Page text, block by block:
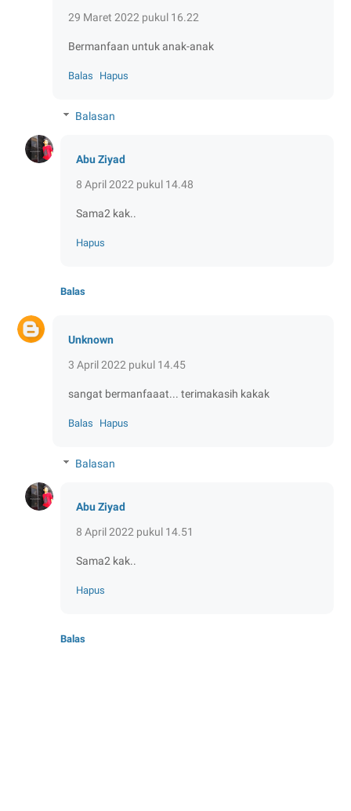
29 Maret 2022 pukul 16.22
Bermanfaan untuk anak-anak
Balas Hapus
Balasan
Abu Ziyad
8 April 2022 pukul 14.48
Sama2 kak..
Hapus
Balas
Unknown
3 April 2022 pukul 14.45
sangat bermanfaaat... terimakasih kakak
Balas Hapus
Balasan
Abu Ziyad
8 April 2022 pukul 14.51
Sama2 kak..
Hapus
Balas